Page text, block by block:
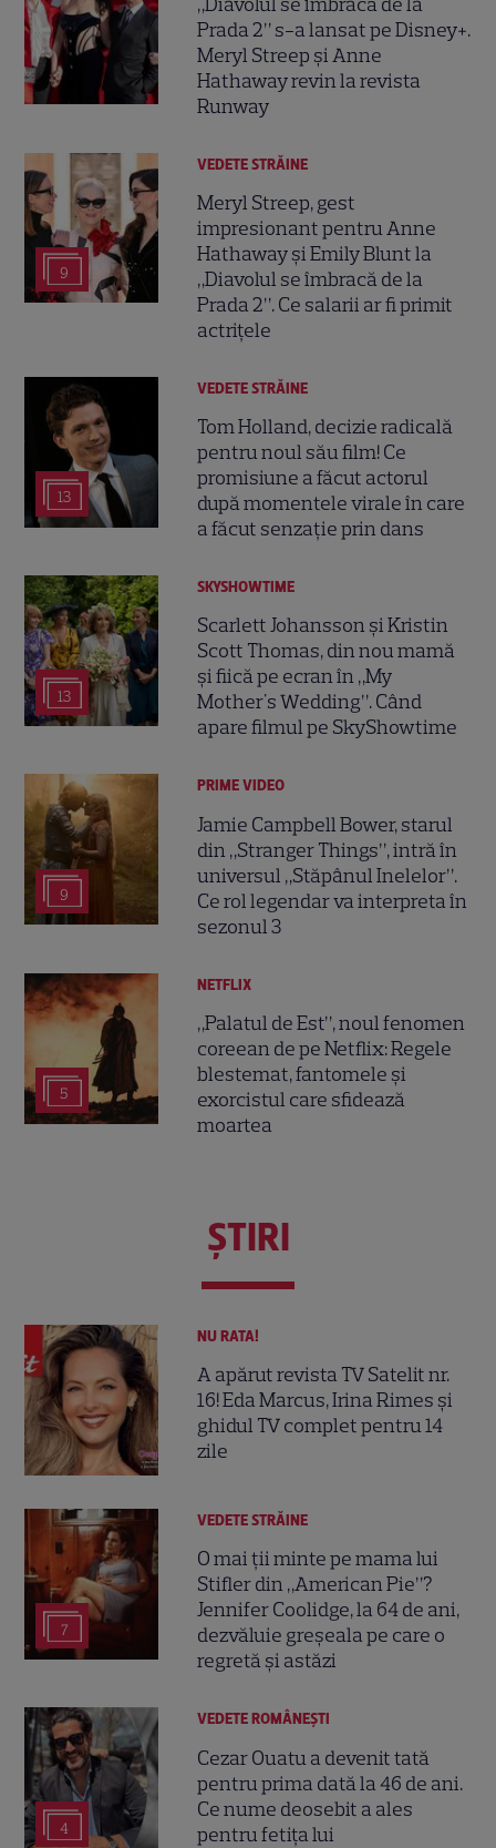
Prada 2” s-a lansat pe Disney+.
Meryl Streep și Anne
Hathaway revin la revista
Runway
9
VEDETE STRĂINE
Meryl Streep, gest
impresionant pentru Anne
Hathaway și Emily Blunt la
„Diavolul se îmbracă de la
Prada 2”. Ce salarii ar fi primit
actrițele
13
VEDETE STRĂINE
Tom Holland, decizie radicală
pentru noul său film! Ce
promisiune a făcut actorul
după momentele virale în care
a făcut senzație prin dans
13
SKYSHOWTIME
Scarlett Johansson și Kristin
Scott Thomas, din nou mamă
și fiică pe ecran în „My
Mother's Wedding”. Când
apare filmul pe SkyShowtime
9
PRIME VIDEO
Jamie Campbell Bower, starul
din „Stranger Things”, intră în
universul „Stăpânul Inelelor”.
Ce rol legendar va interpreta în
sezonul 3
5
NETFLIX
„Palatul de Est”, noul fenomen
coreean de pe Netflix: Regele
blestemat, fantomele și
exorcistul care sfidează
moartea
ŞTIRI
NU RATA!
A apărut revista TV Satelit nr.
16! Eda Marcus, Irina Rimes și
ghidul TV complet pentru 14
zile
7
VEDETE STRĂINE
O mai ții minte pe mama lui
Stifler din „American Pie”?
Jennifer Coolidge, la 64 de ani,
dezvăluie greșeala pe care o
regretă și astăzi
4
VEDETE ROMÂNEŞTI
Cezar Ouatu a devenit tată
pentru prima dată la 46 de ani.
Ce nume deosebit a ales
pentru fetița lui